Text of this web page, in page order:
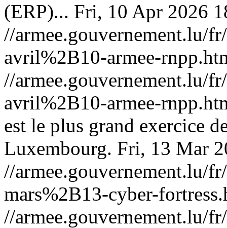
(ERP)... Fri, 10 Apr 2026
//armee.gouvernement.lu/
avril%2B10-armee-
//armee.gouvernement.lu/
avril%2B10-armee-
est le plus grand exercice
Luxembourg. Fri, 13 Mar
//armee.gouvernement.lu/
mars%2B13-cyber-
//armee.gouvernement.lu/